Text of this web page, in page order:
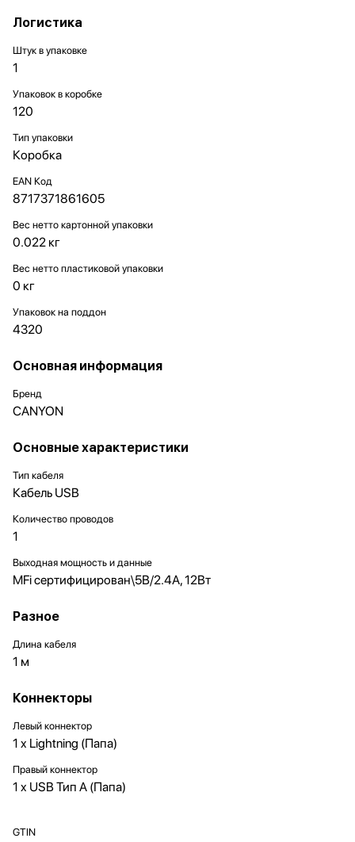
Логистика
Штук в упаковке
1
Упаковок в коробке
120
Тип упаковки
Коробка
EAN Код
8717371861605
Вес нетто картонной упаковки
0.022 кг
Вес нетто пластиковой упаковки
0 кг
Упаковок на поддон
4320
Основная информация
Бренд
CANYON
Основные характеристики
Тип кабеля
Кабель USB
Количество проводов
1
Выходная мощность и данные
MFi cертифицирован\5В/2.4А, 12Вт
Разное
Длина кабеля
1 м
Коннекторы
Левый коннектор
1 x Lightning (Папа)
Правый коннектор
1 x USB Тип A (Папа)
GTIN